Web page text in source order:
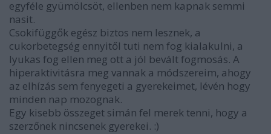
egyféle gyümölcsöt, ellenben nem kapnak semmi
nasit.
Csokifüggők egész biztos nem lesznek, a
cukorbetegség ennyitől tuti nem fog kialakulni, a
lyukas fog ellen meg ott a jól bevált fogmosás. A
hiperaktivitásra meg vannak a módszereim, ahogy
az elhízás sem fenyegeti a gyerekeimet, lévén hogy
minden nap mozognak.
Egy kisebb összeget simán fel merek tenni, hogy a
szerzőnek nincsenek gyerekei. :)